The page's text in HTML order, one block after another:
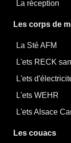
La réception
Les corps de
La Sté AFM
L'ets RECK
L'ets
L'ets WEHR
L'ets Alsace
Les couacs